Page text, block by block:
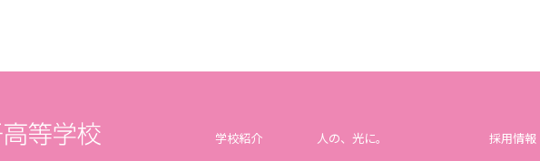
学校紹介
人の、光に。
採用情報